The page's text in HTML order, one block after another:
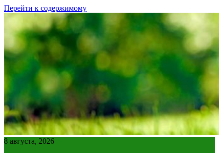
Перейти к содержимому
8 августа, 2026